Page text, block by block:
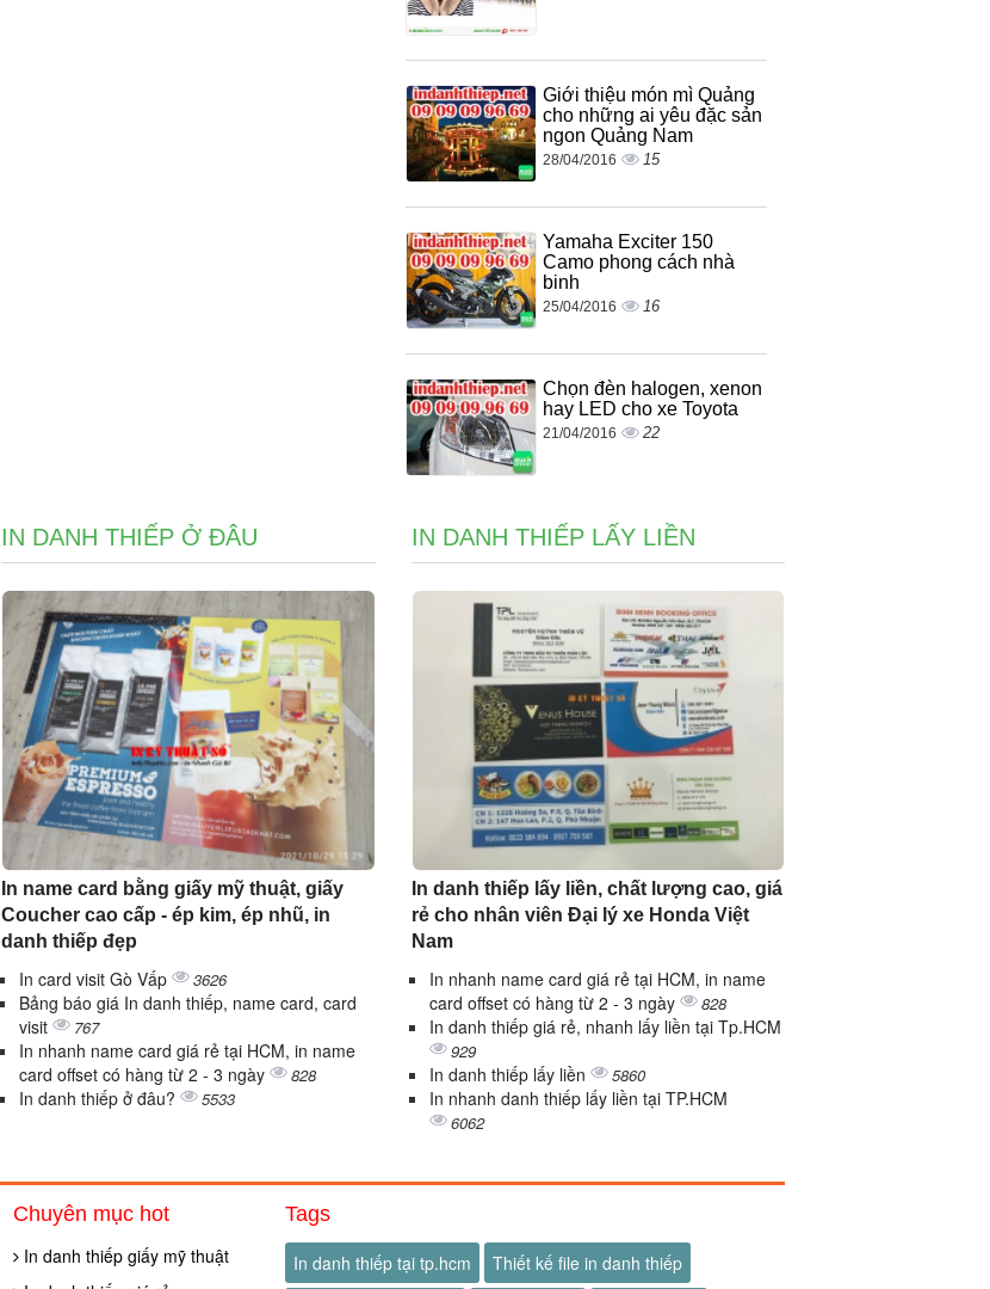
Giới thiệu món mì Quảng
cho những ai yêu đặc sản
ngon Quảng Nam
28/04/2016 15
Yamaha Exciter 150
Camo phong cách nhà
binh
25/04/2016 16
Chọn đèn halogen, xenon
hay LED cho xe Toyota
21/04/2016 22
IN DANH THIẾP Ở ĐÂU
In name card bằng giấy mỹ thuật, giấy
Coucher cao cấp - ép kim, ép nhũ, in
danh thiếp đẹp
In card visit Gò Vấp 3626
Bảng báo giá In danh thiếp, name card, card
visit
767
In nhanh name card giá rẻ tại HCM, in name
card offset có hàng từ 2 - 3 ngày
828
In danh thiếp ở đâu? 5533
IN DANH THIẾP LẤY LIỀN
In danh thiếp lấy liền, chất lượng cao, giá
rẻ cho nhân viên Đại lý xe Honda Việt
Nam
In nhanh name card giá rẻ tại HCM, in name
card offset có hàng từ 2 - 3 ngày
828
In danh thiếp giá rẻ, nhanh lấy liền tại Tp.HCM
929
In danh thiếp lấy liền 5860
In nhanh danh thiếp lấy liền tại TP.HCM
6062
Chuyên mục hot
In danh thiếp giấy mỹ thuật
Tags
In danh thiếp tại tp.hcm
Thiết kế file in danh thiếp